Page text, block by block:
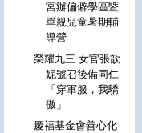
宮辦偏僻學區暨
單親兒童暑期輔
導營
榮耀九三 女官張歆
妮號召後備同仁
「穿軍服，我驕
傲」
慶福基金會善心化